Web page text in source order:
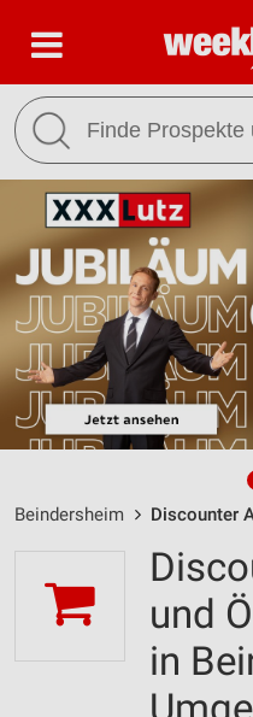
Beindersheim Discounter
und
in